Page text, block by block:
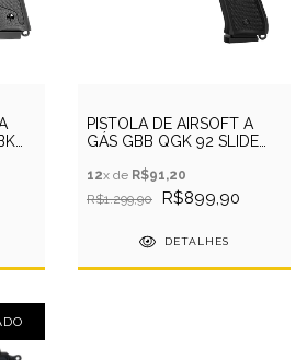
PISTOLA DE AIRSOFT A
GÁS GBB QGK 92 SLIDE
12x de R$91,20
R$1.299,90
R$899,90
DETALHES